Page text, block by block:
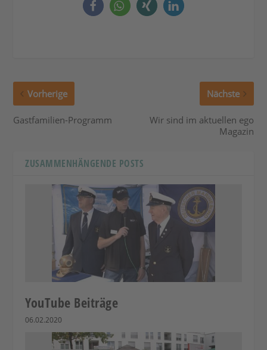
Vorherige
Gastfamilien-Programm
Nächste
Wir sind im aktuellen ego
Magazin
ZUSAMMENHÄNGENDE POSTS
YouTube Beiträge
06.02.2020